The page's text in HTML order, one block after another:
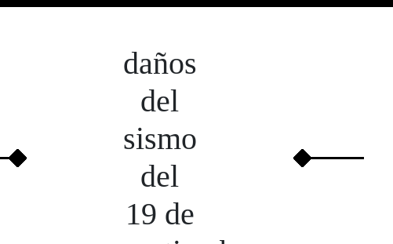
daños
del
sismo
del
19 de